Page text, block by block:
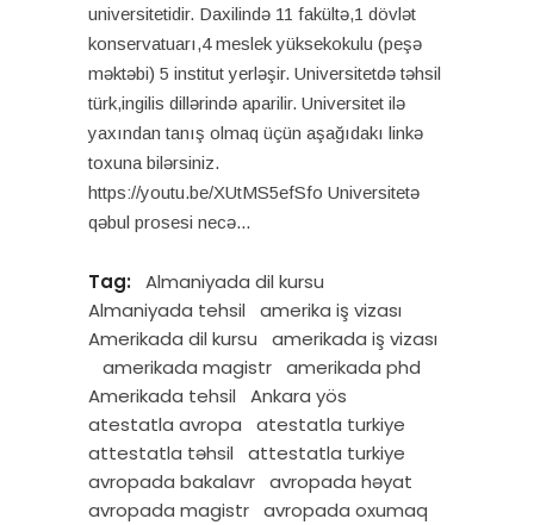
universitetidir. Daxilində 11 fakültə,1 dövlət
konservatuarı,4 meslek yüksekokulu (peşə
məktəbi) 5 institut yerləşir. Universitetdə təhsil
türk,ingilis dillərində aparilir. Universitet ilə
yaxından tanış olmaq üçün aşağıdakı linkə
toxuna bilərsiniz.
https://youtu.be/XUtMS5efSfo Universitetə
qəbul prosesi necə
Tag:
Almaniyada dil kursu
Almaniyada tehsil
amerika iş vizası
Amerikada dil kursu
amerikada iş vizası
amerikada magistr amerikada phd
Amerikada tehsil
Ankara yös
atestatla avropa
atestatla turkiye
attestatla təhsil
attestatla turkiye
avropada bakalavr avropada həyat
avropada magistr avropada oxumaq